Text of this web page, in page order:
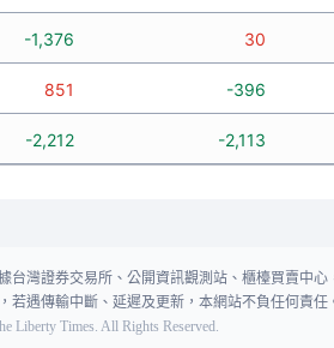
-1,376 30
851 -396
-2,212 -2,113
台灣證券交易所、公開資訊觀測站、櫃檯買賣中
若遇傳輸中斷、延遲及更新，本網站不負任何責
Liberty Times. All Rights Reserved.